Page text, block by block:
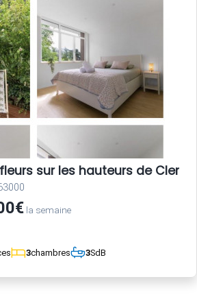
sur les hauteurs de
la semaine
3chambres 3SdB